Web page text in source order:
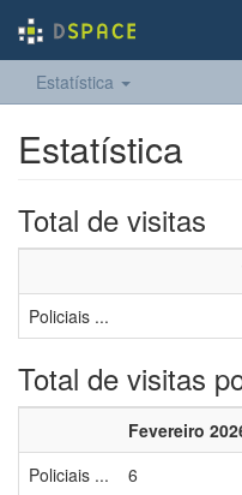
Estatística
Estatística
Total de visitas
Policiais ...
Total de visitas
Fevereiro
Policiais ...
6